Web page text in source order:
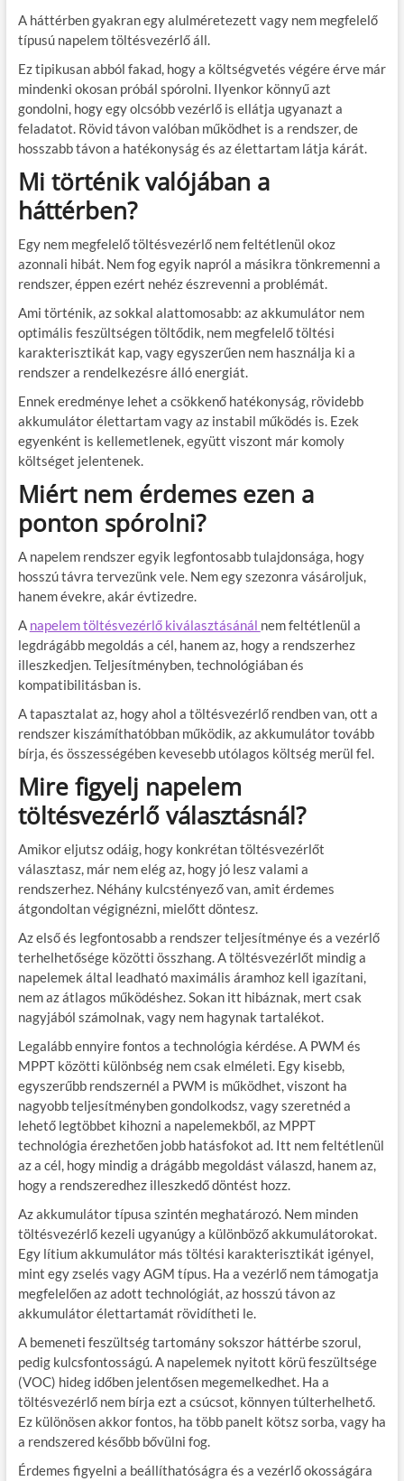
A háttérben gyakran egy alulméretezett vagy nem megfelelő
típusú napelem töltésvezérlő áll.
Ez tipikusan abból fakad, hogy a költségvetés végére érve már
mindenki okosan próbál spórolni. Ilyenkor könnyű azt
gondolni, hogy egy olcsóbb vezérlő is ellátja ugyanazt a
feladatot. Rövid távon valóban működhet is a rendszer, de
hosszabb távon a hatékonyság és az élettartam látja kárát.
Mi történik valójában a
háttérben?
Egy nem megfelelő töltésvezérlő nem feltétlenül okoz
azonnali hibát. Nem fog egyik napról a másikra tönkremenni a
rendszer, éppen ezért nehéz észrevenni a problémát.
Ami történik, az sokkal alattomosabb: az akkumulátor nem
optimális feszültségen töltődik, nem megfelelő töltési
karakterisztikát kap, vagy egyszerűen nem használja ki a
rendszer a rendelkezésre álló energiát.
Ennek eredménye lehet a csökkenő hatékonyság, rövidebb
akkumulátor élettartam vagy az instabil működés is. Ezek
egyenként is kellemetlenek, együtt viszont már komoly
költséget jelentenek.
Miért nem érdemes ezen a
ponton spórolni?
A napelem rendszer egyik legfontosabb tulajdonsága, hogy
hosszú távra tervezünk vele. Nem egy szezonra vásároljuk,
hanem évekre, akár évtizedre.
A napelem töltésvezérlő kiválasztásánál nem feltétlenül a
legdrágább megoldás a cél, hanem az, hogy a rendszerhez
illeszkedjen. Teljesítményben, technológiában és
kompatibilitásban is.
A tapasztalat az, hogy ahol a töltésvezérlő rendben van, ott a
rendszer kiszámíthatóbban működik, az akkumulátor tovább
bírja, és összességében kevesebb utólagos költség merül fel.
Mire figyelj napelem
töltésvezérlő választásnál?
Amikor eljutsz odáig, hogy konkrétan töltésvezérlőt
választasz, már nem elég az, hogy jó lesz valami a
rendszerhez. Néhány kulcstényező van, amit érdemes
átgondoltan végignézni, mielőtt döntesz.
Az első és legfontosabb a rendszer teljesítménye és a vezérlő
terhelhetősége közötti összhang. A töltésvezérlőt mindig a
napelemek által leadható maximális áramhoz kell igazítani,
nem az átlagos működéshez. Sokan itt hibáznak, mert csak
nagyjából számolnak, vagy nem hagynak tartalékot.
Legalább ennyire fontos a technológia kérdése. A PWM és
MPPT közötti különbség nem csak elméleti. Egy kisebb,
egyszerűbb rendszernél a PWM is működhet, viszont ha
nagyobb teljesítményben gondolkodsz, vagy szeretnéd a
lehető legtöbbet kihozni a napelemekből, az MPPT
technológia érezhetően jobb hatásfokot ad. Itt nem feltétlenül
az a cél, hogy mindig a drágább megoldást válaszd, hanem az,
hogy a rendszeredhez illeszkedő döntést hozz.
Az akkumulátor típusa szintén meghatározó. Nem minden
töltésvezérlő kezeli ugyanúgy a különböző akkumulátorokat.
Egy lítium akkumulátor más töltési karakterisztikát igényel,
mint egy zselés vagy AGM típus. Ha a vezérlő nem támogatja
megfelelően az adott technológiát, az hosszú távon az
akkumulátor élettartamát rövidítheti le.
A bemeneti feszültség tartomány sokszor háttérbe szorul,
pedig kulcsfontosságú. A napelemek nyitott körü feszültsége
(VOC) hideg időben jelentősen megemelkedhet. Ha a
töltésvezérlő nem bírja ezt a csúcsot, könnyen túlterhelhető.
Ez különösen akkor fontos, ha több panelt kötsz sorba, vagy ha
a rendszered később bővülni fog.
Érdemes figyelni a beállíthatóságra és a vezérlő okosságára